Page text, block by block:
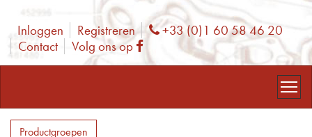
Inloggen Registreren Phone
+33 (0)1 60 58 46 20
Contact
Volg ons op Facebook
Productgroepen